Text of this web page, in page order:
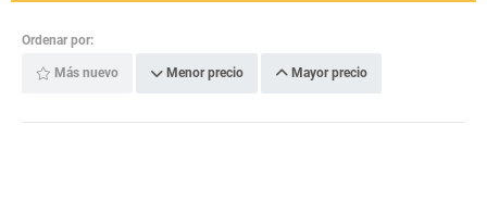
Ordenar por:
Más nuevo Menor precio Mayor precio